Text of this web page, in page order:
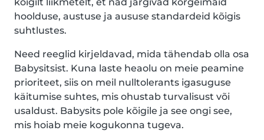
hoolduse, austuse ja aususe standardeid kõigis
suhtlustes.
Need reeglid kirjeldavad, mida tähendab olla osa
Babysitsist. Kuna laste heaolu on meie peamine
prioriteet, siis on meil nulltolerants igasuguse
käitumise suhtes, mis ohustab turvalisust või
usaldust. Babysits pole kõigile ja see ongi see,
mis hoiab meie kogukonna tugeva.